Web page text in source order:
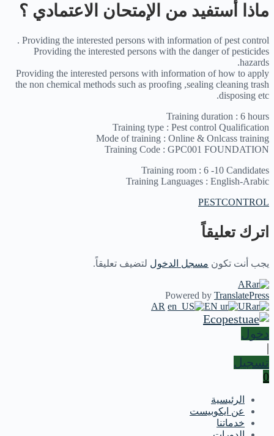
ماذا أستفيد من الإمتحان الاعتمادي ؟
Providing the interested persons with information of pest control .
Providing the interested persons with the danger of pesticides
hazards.
Providing the interested persons with information of how to apply
the non chemical methods such as proofing ,sealing cleaning trash
disposing etc.
Training duration : 6 hours
Training type : Pest control Qualification
Mode of training : Online & Onlcass training
Training Code : GPC001 FOUNDATION
Training room : 6 -10 Candidates
Training Languages : English-Arabic
PESTCONTROL
اترك تعليقاً
يجب أنت تكون مسجل الدخول لتضيف تعليقاً.
AR
Powered by TranslatePress
AR
EN UR
دخول
|
تسجيل
0
الرئيسية
عن ايكوبيست
خدماتنا